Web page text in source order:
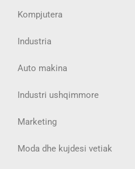
Kompjutera
Industria
Auto makina
Industri ushqimmore
Marketing
Moda dhe kujdesi vetiak